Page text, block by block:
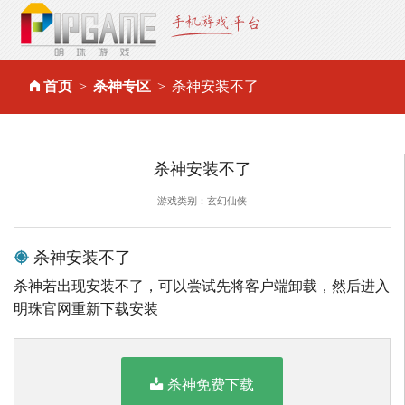
首页 杀神专区 杀神安装不了
杀神安装不了
游戏类别：玄幻仙侠
杀神安装不了
杀神若出现安装不了，可以尝试先将客户端卸载，然后进入
明珠官网重新下载安装
杀神免费下载